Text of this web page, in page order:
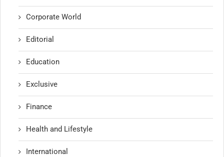
Corporate World
Editorial
Education
Exclusive
Finance
Health and Lifestyle
International